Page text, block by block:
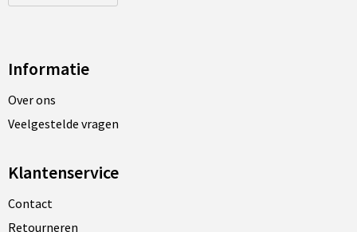
Informatie
Over ons
Veelgestelde vragen
Klantenservice
Contact
Retourneren